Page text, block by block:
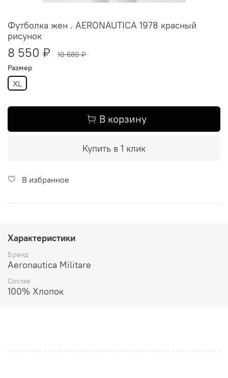
Футболка жен . AERONAUTICA 1978 красный
рисунок
8 550 ₽
10 680 ₽
Размер
XL
В корзину
Купить в 1 клик
В избранное
Характеристики
Бренд
Aeronautica Militare
Состав
100% Хлопок